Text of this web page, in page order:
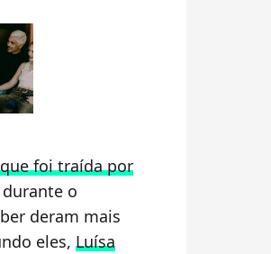
foi traída por
o
deram mais
eles, Luísa